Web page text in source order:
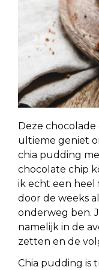
Deze chocolade
ultieme geniet
chia pudding
chocolate chip
ik echt een
door de weeks
onderweg ben.
namelijk in de
zetten en de
Chia pudding is